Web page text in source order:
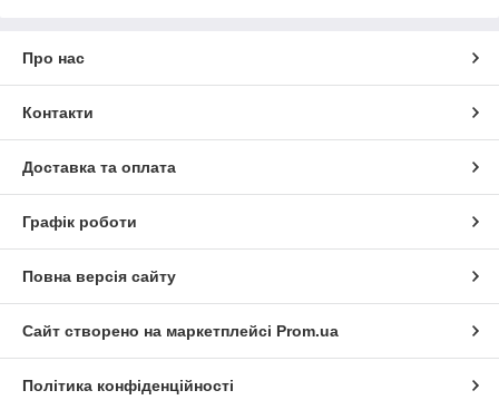
Про нас
Контакти
Доставка та оплата
Графік роботи
Повна версія сайту
Сайт створено на маркетплейсі Prom.ua
Політика конфіденційності